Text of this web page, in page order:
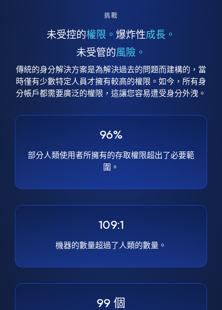
挑戰
未受控的權限。 爆炸性成長。
未受管的風險。
傳統的身分解決方案是為解決過去的問題而建構的，當
時僅有少數特定人員才擁有較高的權限。如今，所有身
分帳戶都需要廣泛的權限，這讓您容易遭受身分外洩。
96%
部分人類使用者所擁有的存取權限超出了必要範
圍。
109:1
機器的數量超過了人類的數量。
99 個